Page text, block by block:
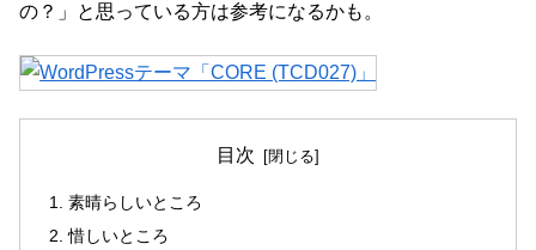
の？」と思っている方は参考になるかも。
目次
素晴らしいところ
惜しいところ